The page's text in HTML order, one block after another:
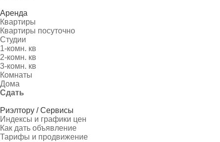
Аренда
Квартиры
Квартиры посуточно
Студии
1-комн. кв
2-комн. кв
3-комн. кв
Комнаты
Дома
Сдать
Риэлтору / Сервисы
Индексы и графики цен
Как дать объявление
Тарифы и продвижение